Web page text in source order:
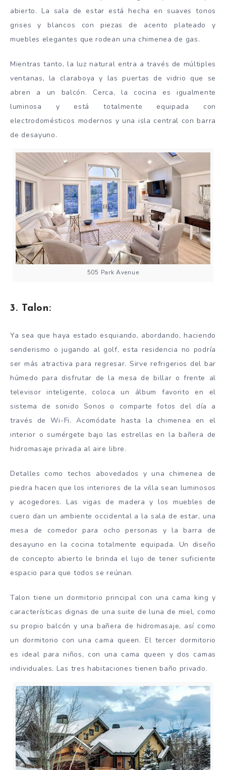
abierto. La sala de estar está hecha en suaves tonos
grises y blancos con piezas de acento plateado y
muebles elegantes que rodean una chimenea de gas.
Mientras tanto, la luz natural entra a través de múltiples
ventanas, la claraboya y las puertas de vidrio que se
abren a un balcón. Cerca, la cocina es igualmente
luminosa y está totalmente equipada con
electrodomésticos modernos y una isla central con barra
de desayuno.
505 Park Avenue
3. Talon:
Ya sea que haya estado esquiando, abordando, haciendo
senderismo o jugando al golf, esta residencia no podría
ser más atractiva para regresar. Sirve refrigerios del bar
húmedo para disfrutar de la mesa de billar o frente al
televisor inteligente, coloca un álbum favorito en el
sistema de sonido Sonos o comparte fotos del día a
través de Wi-Fi. Acomódate hasta la chimenea en el
interior o sumérgete bajo las estrellas en la bañera de
hidromasaje privada al aire libre.
Detalles como techos abovedados y una chimenea de
piedra hacen que los interiores de la villa sean luminosos
y acogedores. Las vigas de madera y los muebles de
cuero dan un ambiente occidental a la sala de estar, una
mesa de comedor para ocho personas y la barra de
desayuno en la cocina totalmente equipada. Un diseño
de concepto abierto le brinda el lujo de tener suficiente
espacio para que todos se reúnan.
Talon tiene un dormitorio principal con una cama king y
características dignas de una suite de luna de miel, como
su propio balcón y una bañera de hidromasaje, así como
un dormitorio con una cama queen. El tercer dormitorio
es ideal para niños, con una cama queen y dos camas
individuales. Las tres habitaciones tienen baño privado.